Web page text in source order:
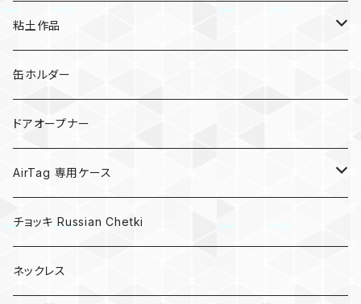
粘土作品
亀
キノコ
缶ホルダー
ドアオープナー
AirTag 専用ケース
AirTagキーリング
チョッキ Russian Chetki
ネックレス